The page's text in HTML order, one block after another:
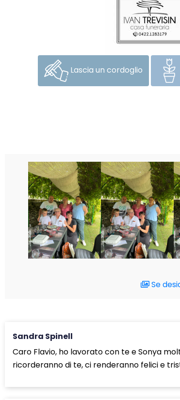
Lascia un cordoglio
Se
Sandra Spinell
Caro Flavio, ho lavorato con te e Sonya
ricorderanno di te, ci renderanno felici e